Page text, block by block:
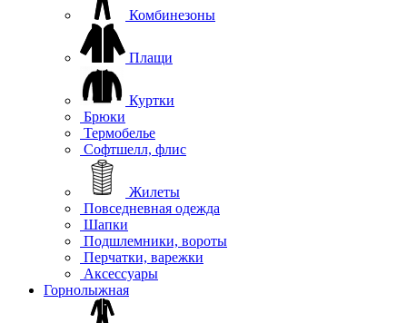
Комбинезоны
Плащи
Куртки
Брюки
Термобелье
Софтшелл, флис
Жилеты
Повседневная одежда
Шапки
Подшлемники, вороты
Перчатки, варежки
Аксессуары
Горнолыжная